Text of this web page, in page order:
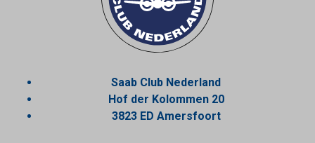
Saab Club Nederland
Hof der Kolommen 20
3823 ED Amersfoort